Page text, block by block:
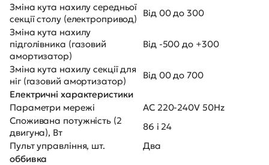
Зміна кута нахилу середньої
секції столу (електропривод)
Від 00 до 300
Зміна кута нахилу
підголівника (газовий
амортизатор)
Від -500 до +300
Зміна кута нахилу секції для
ніг (газовий амортизатор)
Від 00 до 700
Електричні характеристики
Параметри мережі
AC 220-240V 50Hz
Споживана потужність (2
двигуна), Вт
86 і 24
Пульт управління, шт.
Два
оббивка